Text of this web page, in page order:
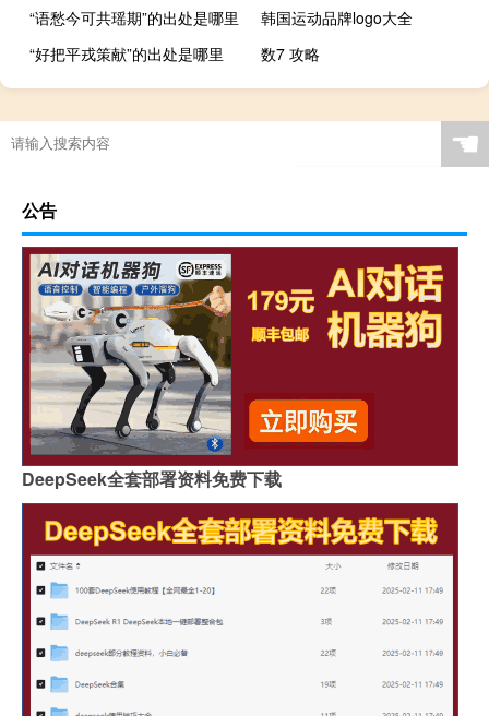
“语愁今可共瑶期”的出处是哪里
韩国运动品牌logo大全
“好把平戎策献”的出处是哪里
数7 攻略
☚
公告
DeepSeek全套部署资料免费下载